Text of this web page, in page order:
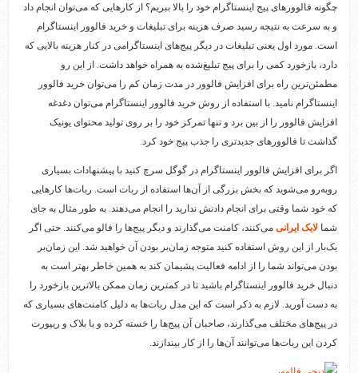
چگونه فالوورهای پیج اینستاگرام خود را بالا ببریم؟ از کارهایی که می‌توان انجام داد
و به سرعت به نتیجه رسید صرف هزینه برای تبلیغات و خرید فالوور اینستاگرام
است. مورد اول یعنی تبلیغات در دیگر پیج‌های اینستاگرامی در کنار هزینه بالایی که
دارد، بازخورد کمی را برای پیج تبلیغ‌شده به همراه خواهد داشت. از این رو
مطمئن‌ترین راه برای افزایش فالوور در مدت زمان کم را می‌توان خرید فالوور
اینستاگرام نامید. با استفاده از روش خرید فالوور اینستاگرام می‌توان دغدغه
افزایش فالوور را از بین برد و تنها تمرکز خود را بر روی تولید محتوای یونیک
گذاشت تا فالوورهای جدیدتری را جذب پیج خود کرد.
اگر برای افزایش فالوور اینستاگرام در گوگل سرچ کنید با پیشنهادات بسیاری
روبه‌رو می‌شوید که بخش بزرگی از آن‌ها استفاده از ربات است. ربات‌ها کارهایی
که خود شما وقتی برای انجام دادنش ندارید را انجام می‌دهند. به طور مثال به جای
شمالایک ایرانیمی‌کنند، کامنت می‌گذارند و دیگر پیج‌ها را فالو می‌کنند. حتی اگر
یک‌بار از این روش استفاده کنید متوجه زمان‌بر بودن آن خواهید شد. این زمان‌بر
بودن می‌تواند شما را از ادامه فعالیت پشیمان کند به همین خاطر بهتر است به
دنبال خرید فالوور اینستاگرام باشید تا در کمترین زمان ممکن بالاترین بازخورد را
به دست آورید. لازم به ذکر است که این مدل ربات‌ها به دلیل کامنت‌های بسیاری که
در پیج‌های مختلف می‌گذارند، صاحبان آن پیج‌ها را خسته کرده و با بلاک و ریپورت
کردن این ربات‌ها می‌توانند آن‌ها را از کار بیندازند.